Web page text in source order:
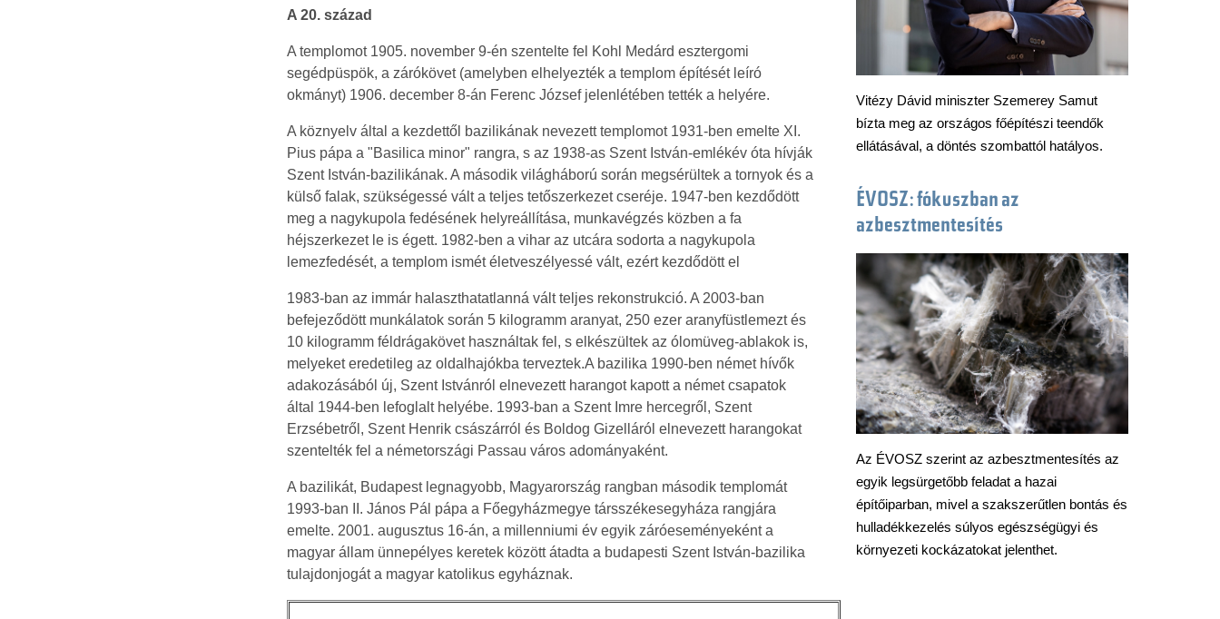
A 20. század
A templomot 1905. november 9-én szentelte fel Kohl Medárd esztergomi
segédpüspök, a zárókövet (amelyben elhelyezték a templom építését leíró
okmányt) 1906. december 8-án Ferenc József jelenlétében tették a helyére.
A köznyelv által a kezdettől bazilikának nevezett templomot 1931-ben emelte XI.
Pius pápa a "Basilica minor" rangra, s az 1938-as Szent István-emlékév óta hívják
Szent István-bazilikának. A második világháború során megsérültek a tornyok és a
külső falak, szükségessé vált a teljes tetőszerkezet cseréje. 1947-ben kezdődött
meg a nagykupola fedésének helyreállítása, munkavégzés közben a fa
héjszerkezet le is égett. 1982-ben a vihar az utcára sodorta a nagykupola
lemezfedését, a templom ismét életveszélyessé vált, ezért kezdődött el
1983-ban az immár halaszthatatlanná vált teljes rekonstrukció. A 2003-ban
befejeződött munkálatok során 5 kilogramm aranyat, 250 ezer aranyfüstlemezt és
10 kilogramm féldrágakövet használtak fel, s elkészültek az ólomüveg-ablakok is,
melyeket eredetileg az oldalhajókba terveztek.A bazilika 1990-ben német hívők
adakozásából új, Szent Istvánról elnevezett harangot kapott a német csapatok
által 1944-ben lefoglalt helyébe. 1993-ban a Szent Imre hercegről, Szent
Erzsébetről, Szent Henrik császárról és Boldog Gizelláról elnevezett harangokat
szentelték fel a németországi Passau város adományaként.
A bazilikát, Budapest legnagyobb, Magyarország rangban második templomát
1993-ban II. János Pál pápa a Főegyházmegye társszékesegyháza rangjára
emelte. 2001. augusztus 16-án, a millenniumi év egyik záróeseményeként a
magyar állam ünnepélyes keretek között átadta a budapesti Szent István-bazilika
tulajdonjogát a magyar katolikus egyháznak.
Vitézy Dávid miniszter Szemerey Samut
bízta meg az országos főépítészi teendők
ellátásával, a döntés szombattól hatályos.
ÉVOSZ: fókuszban az
azbesztmentesítés
Az ÉVOSZ szerint az azbesztmentesítés az
egyik legsürgetőbb feladat a hazai
építőiparban, mivel a szakszerűtlen bontás és
hulladékkezelés súlyos egészségügyi és
környezeti kockázatokat jelenthet.